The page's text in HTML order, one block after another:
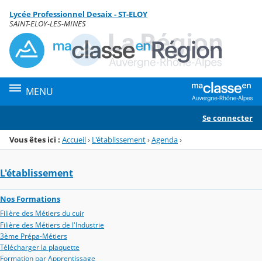
Menu de la rubrique
Contenu
Lycée Professionnel Desaix - ST-ELOY
SAINT-ELOY-LES-MINES
MENU
Se connecter
Vous êtes ici : Accueil› L'établissement›Agenda›
L'établissement
Nos Formations
Filière des Métiers du cuir
Filière des Métiers de l'Industrie
3ème Prépa-Métiers
Télécharger la plaquette
Formation par Apprentissage